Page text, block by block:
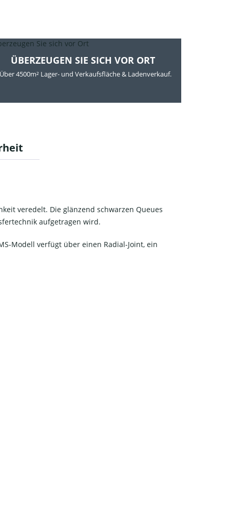
ÜBERZEUGEN SIE SICH VOR ORT
Über 4500m² Lager- und Verkaufsfläche & Ladenverkauf.
veredelt. Die glänzend schwarzen Queues
aufgetragen wird.
Modell verfügt über einen Radial-Joint, ein